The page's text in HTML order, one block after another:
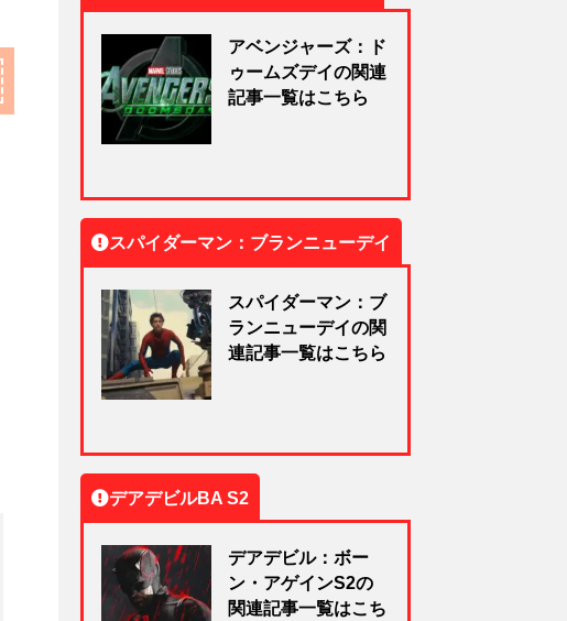
アベンジャーズ：ド
ゥームズデイの関連
記事一覧はこちら
スパイダーマン：ブランニューデイ
スパイダーマン：ブ
ランニューデイの関
連記事一覧はこちら
デアデビルBA S2
デアデビル：ボー
ン・アゲインS2の
関連記事一覧はこち